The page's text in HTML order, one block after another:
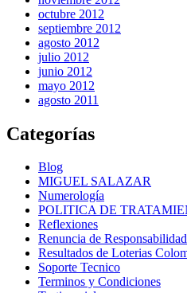
octubre 2012
septiembre 2012
agosto 2012
julio 2012
junio 2012
mayo 2012
agosto 2011
Categorías
Blog
MIGUEL SALAZAR
Numerología
POLITICA DE
Reflexiones
Renuncia de Responsabilidad
Resultados de Loterias
Soporte Tecnico
Terminos y Condiciones